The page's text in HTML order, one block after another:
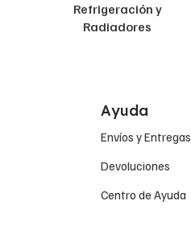
Refrigeración y
Radiadores
Ayuda
Envíos y Entregas
Devoluciones
Centro de Ayuda